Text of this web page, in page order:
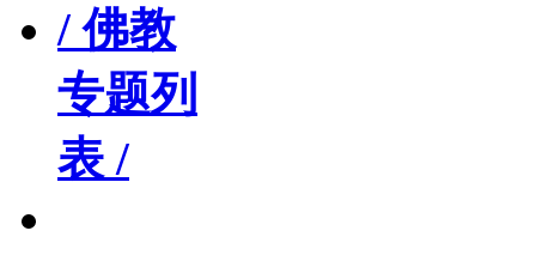
/ 佛教
专题列
表 /